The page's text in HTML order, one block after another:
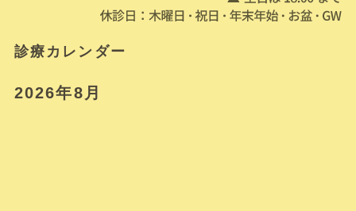
診療カレンダー
2026年8月